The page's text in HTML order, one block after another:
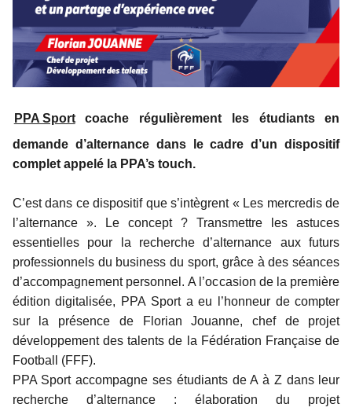
PPA Sportcoache régulièrement les étudiants en
demande d’alternance dans le cadre d’un dispositif
complet appelé la PPA’s touch.
C’est dans ce dispositif que s’intègrent « Les mercredis de
l’alternance ». Le concept ? Transmettre les astuces
essentielles pour la recherche d’alternance aux futurs
professionnels du business du sport, grâce à des séances
d’accompagnement personnel. A l’occasion de la première
édition digitalisée, PPA Sport a eu l’honneur de compter
sur la présence de Florian Jouanne, chef de projet
développement des talents de la Fédération Française de
Football (FFF).
PPA Sport accompagne ses étudiants de A à Z dans leur
recherche d’alternance : élaboration du projet